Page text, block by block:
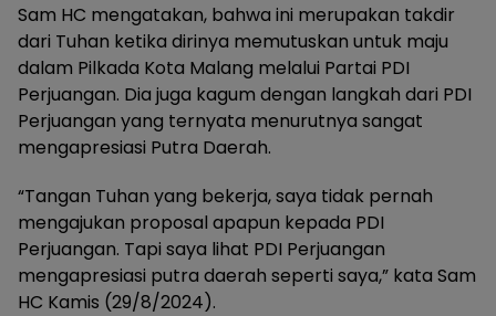
Sam HC mengatakan, bahwa ini merupakan takdir
dari Tuhan ketika dirinya memutuskan untuk maju
dalam Pilkada Kota Malang melalui Partai PDI
Perjuangan. Dia juga kagum dengan langkah dari PDI
Perjuangan yang ternyata menurutnya sangat
mengapresiasi Putra Daerah.
“Tangan Tuhan yang bekerja, saya tidak pernah
mengajukan proposal apapun kepada PDI
Perjuangan. Tapi saya lihat PDI Perjuangan
mengapresiasi putra daerah seperti saya,” kata Sam
HC Kamis (29/8/2024).